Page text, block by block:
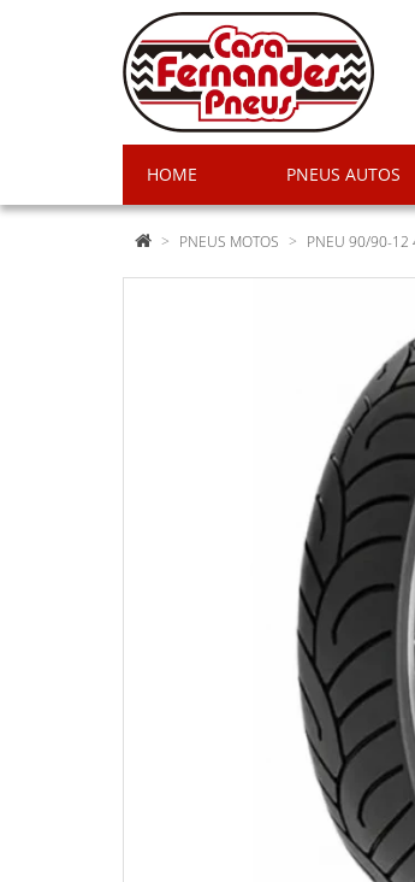
HOME PNEUS AUTOS
PNEUS MOTOS PNEU 90/90-12